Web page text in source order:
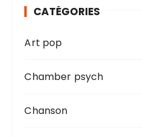
CATÉGORIES
Art pop
Chamber psych
Chanson